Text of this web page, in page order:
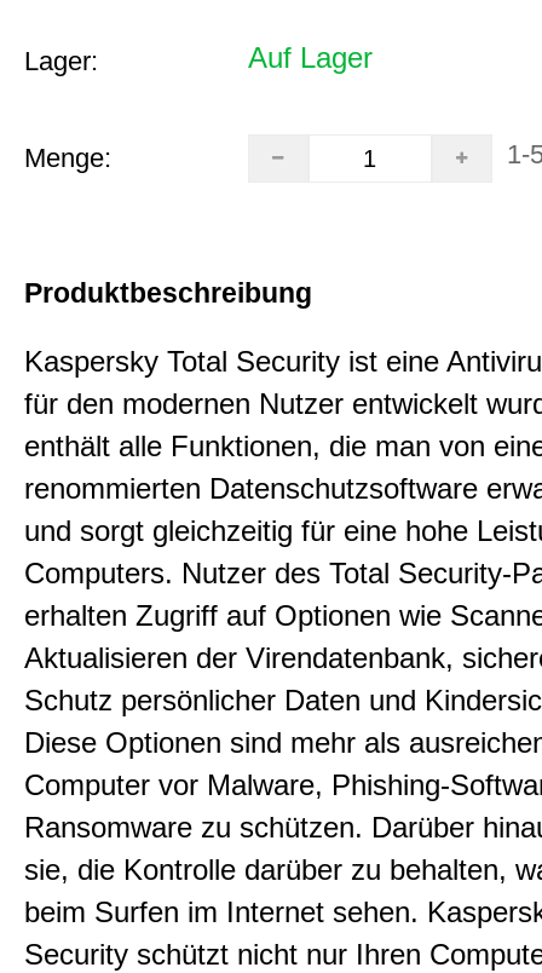
Lager: Auf Lager
Menge: 1-
Produktbeschreibung
Kaspersky Total Security ist eine
für den modernen Nutzer entwickelt
enthält alle Funktionen, die man von
renommierten Datenschutzsoftware
und sorgt gleichzeitig für eine hohe
Computers. Nutzer des Total Security-
erhalten Zugriff auf Optionen wie
Aktualisieren der Virendatenbank,
Schutz persönlicher Daten und
Diese Optionen sind mehr als
Computer vor Malware, Phishing-
Ransomware zu schützen. Darüber
sie, die Kontrolle darüber zu behalten,
beim Surfen im Internet sehen.
Security schützt nicht nur Ihren